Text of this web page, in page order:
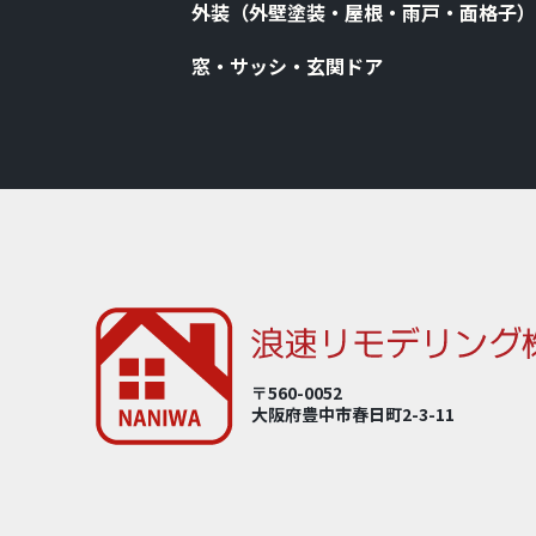
外装（外壁塗装・屋根・⾬⼾・⾯格⼦）
窓・サッシ・⽞関ドア
〒560-0052
大阪府豊中市春⽇町2-3-11